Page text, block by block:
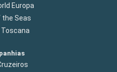
Europa
the Seas